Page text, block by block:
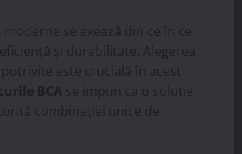
se axează din ce în ce
și durabilitate. Alegerea
este crucială în acest
BCA se impun ca o soluție
combinației unice de